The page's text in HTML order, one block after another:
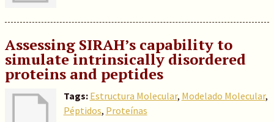
Assessing SIRAH’s capability to
simulate intrinsically disordered
proteins and peptides
Tags: Estructura Molecular, Modelado Molecular,
Péptidos, Proteínas